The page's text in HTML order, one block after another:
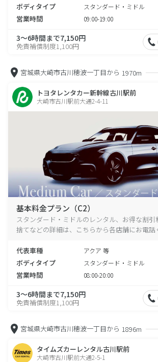
ボディタイプ スタンダード・ミドル
営業時間 09:00-19:00
3～6時間まで7,150円
免責補償制度1,100円
宮城県大崎市古川穂波一丁目から 1970m
トヨタレンタカー新幹線古川駅前
大崎市古川駅前大通2-4-11
基本料金プラン（C2）
スタンダード・ミドルのレンタル、お得な割引
捨てなどの詳細は、こちらから各店舗にお電話
代表車種 アクア 等
ボディタイプ スタンダード・ミドル
営業時間 08:00-20:00
3～6時間まで7,150円
免責補償制度1,100円
宮城県大崎市古川穂波一丁目から 1896m
タイムズカーレンタル古川駅前
大崎市古川駅前大通2-5-1